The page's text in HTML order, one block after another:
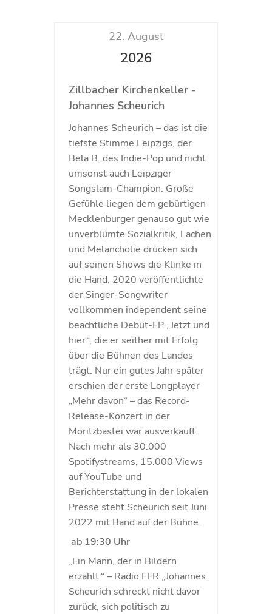
22. August
2026
Zillbacher Kirchenkeller -
Johannes Scheurich
Johannes Scheurich – das ist die
tiefste Stimme Leipzigs, der
Bela B. des Indie-Pop und nicht
umsonst auch Leipziger
Songslam-Champion. Große
Gefühle liegen dem gebürtigen
Mecklenburger genauso gut wie
unverblümte Sozialkritik, Lachen
und Melancholie drücken sich
auf seinen Shows die Klinke in
die Hand. 2020 veröffentlichte
der Singer-Songwriter
vollkommen independent seine
beachtliche Debüt-EP „Jetzt und
hier“, die er seither mit Erfolg
über die Bühnen des Landes
trägt. Nur ein gutes Jahr später
erschien der erste Longplayer
„Mehr davon“ – das Record-
Release-Konzert in der
Moritzbastei war ausverkauft.
Nach mehr als 30.000
Spotifystreams, 15.000 Views
auf YouTube und
Berichterstattung in der lokalen
Presse steht Scheurich seit Juni
2022 mit Band auf der Bühne.
ab 19:30 Uhr
„Ein Mann, der in Bildern
erzählt.“ – Radio FFR „Johannes
Scheurich schreckt nicht davor
zurück, sich politisch zu